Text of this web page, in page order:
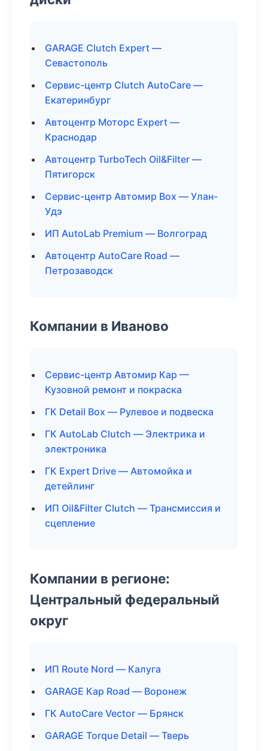
GARAGE Clutch Expert —
Севастополь
Сервис-центр Clutch AutoCare —
Екатеринбург
Автоцентр Моторс Expert —
Краснодар
Автоцентр TurboTech Oil&Filter —
Пятигорск
Сервис-центр Автомир Box — Улан-
Удэ
ИП AutoLab Premium — Волгоград
Автоцентр AutoCare Road —
Петрозаводск
Компании в Иваново
Сервис-центр Автомир Кар —
Кузовной ремонт и покраска
ГК Detail Box — Рулевое и подвеска
ГК AutoLab Clutch — Электрика и
электроника
ГК Expert Drive — Автомойка и
детейлинг
ИП Oil&Filter Clutch — Трансмиссия и
сцепление
Компании в регионе:
Центральный федеральный
округ
ИП Route Nord — Калуга
GARAGE Кар Road — Воронеж
ГК AutoCare Vector — Брянск
GARAGE Torque Detail — Тверь